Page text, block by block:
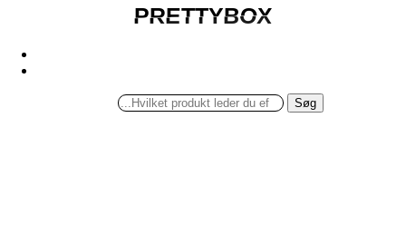
PRETTYBOX
PRETTYBOX
Søg